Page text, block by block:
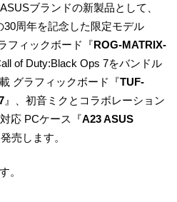
ブランドの新製品として、
周年を記念した限定モデル
フィックボード『ROG-MATRIX-
of Duty:Black Ops 7をバンドル
グラフィックボード『TUF-
』、初音ミクとコラボレーション
応 PCケース『A23 ASUS
売します。
。